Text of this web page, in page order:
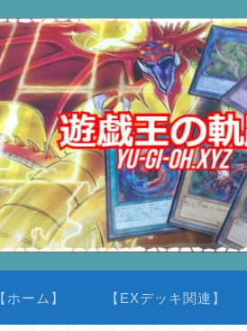
【ホーム】 【EXデッキ関連】